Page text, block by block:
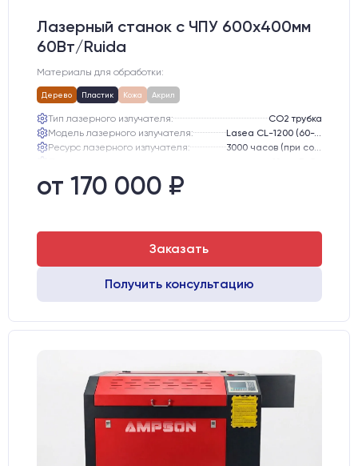
Лазерный станок c ЧПУ 600х400мм
60Вт/Ruida
Материалы для обработки:
Дерево Пластик Кожа Акрил
Тип лазерного излучателя:
СО2 трубка
Модель лазерного излучателя:
Lasea CL-1200 (60-75 Вт)
Ресурс лазерного излучателя:
3000 часов (при соблюдении условий эксплуатации)
Зеркала:
Интерфейс подключения станка к ПК:
от 170 000 ₽
Заказать
Получить консультацию